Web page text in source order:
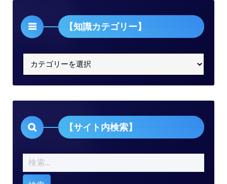
【知識カテゴリー】
【知
カ
ゴ
リ
ー】
【サイト内検索】
検
索: